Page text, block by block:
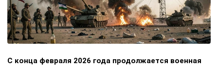
С конца февраля 2026 года продолжается военная